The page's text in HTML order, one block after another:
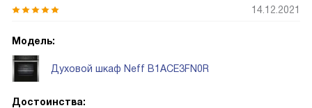
14.12.2021
Модель:
Духовой шкаф Neff B1ACE3FN0R
Достоинства: